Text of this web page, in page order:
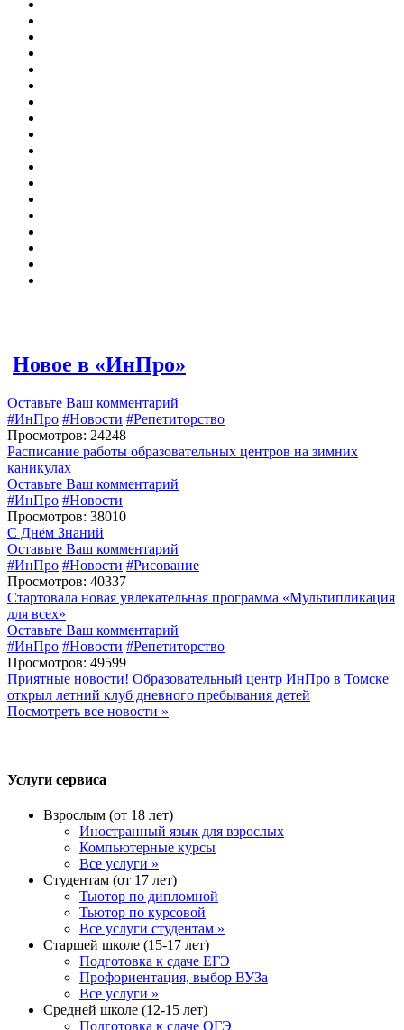
Новое в «ИнПро»
Оставьте Ваш комментарий
#ИнПро #Новости #Репетиторство
Просмотров: 24248
Расписание работы образовательных центров на зимних
каникулах
Оставьте Ваш комментарий
#ИнПро #Новости
Просмотров: 38010
С Днём Знаний
Оставьте Ваш комментарий
#ИнПро #Новости #Рисование
Просмотров: 40337
Стартовала новая увлекательная программа «Мультипликация
для всех»
Оставьте Ваш комментарий
#ИнПро #Новости #Репетиторство
Просмотров: 49599
Приятные новости! Образовательный центр ИнПро в Томске
открыл летний клуб дневного пребывания детей
Посмотреть все новости »
Услуги сервиса
Взрослым (от 18 лет)
Иностранный язык для взрослых
Компьютерные курсы
Все услуги »
Студентам (от 17 лет)
Тьютор по дипломной
Тьютор по курсовой
Все услуги студентам »
Старшей школе (15-17 лет)
Подготовка к сдаче ЕГЭ
Профориентация, выбор ВУЗа
Все услуги »
Средней школе (12-15 лет)
Подготовка к сдаче ОГЭ